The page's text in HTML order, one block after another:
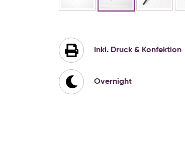
Bildgalerie
springen
Inkl. Druck & Konfektion
Overnight